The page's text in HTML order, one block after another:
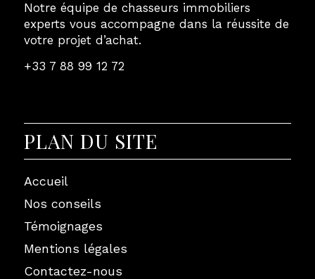
Notre équipe de chasseurs immobiliers
experts vous accompagne dans la réussite de
votre projet d’achat.
+33 7 88 99 12 72
PLAN DU SITE
Accueil
Nos conseils
Témoignages
Mentions légales
Contactez-nous